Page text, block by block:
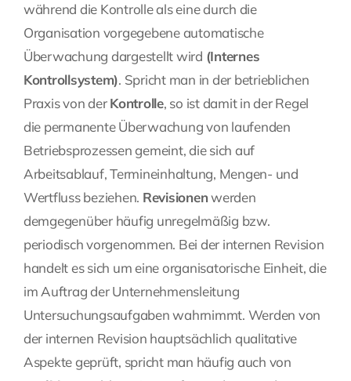
während die Kontrolle als eine durch die
Organisation vorgegebene automatische
Überwachung dargestellt wird (Internes
Kontrollsystem). Spricht man in der betrieblichen
Praxis von derKontrolle, so ist damit in der Regel
die permanente Überwachung von laufenden
Betriebsprozessen gemeint, die sich auf
Arbeitsablauf, Termineinhaltung, Mengen- und
Wertfluss beziehen. Revisionenwerden
demgegenüber häufig unregelmäßig bzw.
periodisch vorgenommen. Bei der internen Revision
handelt es sich um eine organisatorische Einheit, die
im Auftrag der Unternehmensleitung
Untersuchungsaufgaben wahrnimmt. Werden von
der internen Revision hauptsächlich qualitative
Aspekte geprüft, spricht man häufig auch von